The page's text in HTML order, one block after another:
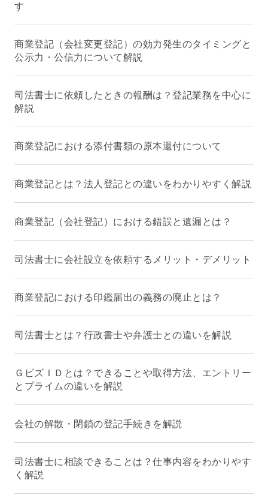
す
商業登記（会社変更登記）の効力発生のタイミングと
公示力・公信力について解説
司法書士に依頼したときの報酬は？登記業務を中心に
解説
商業登記における添付書類の原本還付について
商業登記とは？法人登記との違いをわかりやすく解説
商業登記（会社登記）における錯誤と遺漏とは？
司法書士に会社設立を依頼するメリット・デメリット
商業登記における印鑑届出の義務の廃止とは？
司法書士とは？行政書士や弁護士との違いを解説
ＧビズＩＤとは？できることや取得方法、エントリー
とプライムの違いを解説
会社の解散・閉鎖の登記手続きを解説
司法書士に相談できることは？仕事内容をわかりやす
く解説